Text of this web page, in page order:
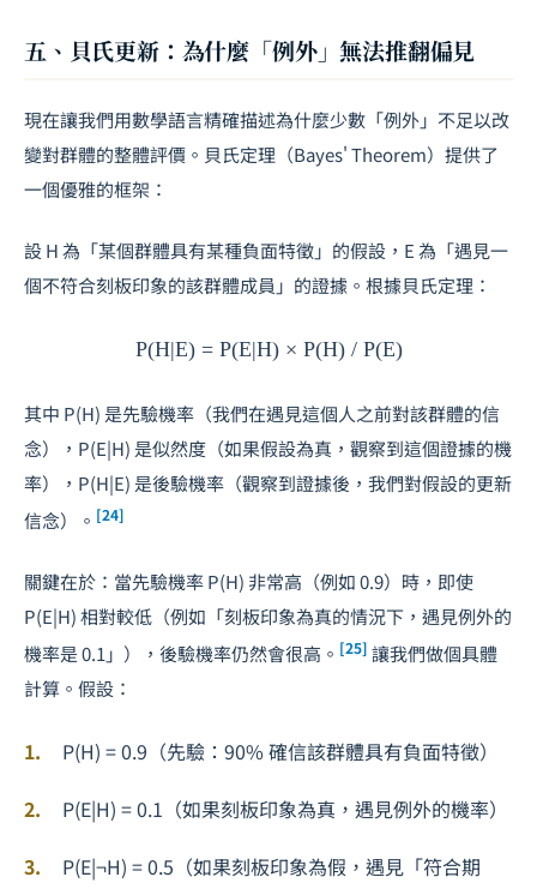
五、貝氏更新：為什麼「例外」無法推翻偏見
現在讓我們用數學語言精確描述為什麼少數「例外」不足以改
變對群體的整體評價。貝氏定理（Bayes' Theorem）提供了
一個優雅的框架：
設 H 為「某個群體具有某種負面特徵」的假設，E 為「遇見一
個不符合刻板印象的該群體成員」的證據。根據貝氏定理：
P(H|E) = P(E|H) × P(H) / P(E)
其中 P(H) 是先驗機率（我們在遇見這個人之前對該群體的信
念），P(E|H) 是似然度（如果假設為真，觀察到這個證據的機
率），P(H|E) 是後驗機率（觀察到證據後，我們對假設的更新
信念）。 [24]
關鍵在於：當先驗機率 P(H) 非常高（例如 0.9）時，即使
P(E|H) 相對較低（例如「刻板印象為真的情況下，遇見例外的
機率是 0.1」），後驗機率仍然會很高。 [25] 讓我們做個具體
計算。假設：
P(H) = 0.9（先驗：90% 確信該群體具有負面特徵）
P(E|H) = 0.1（如果刻板印象為真，遇見例外的機率）
P(E|¬H) = 0.5（如果刻板印象為假，遇見「符合期